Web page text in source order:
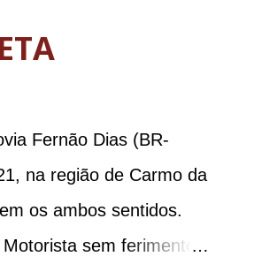
Fernão Dias (BR-
na região de Carmo da
os ambos sentidos.
sem ferimentos